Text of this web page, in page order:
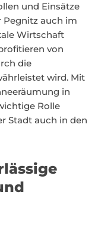
und Einsätze
Pegnitz auch im
Wirtschaft
von
die
wird. Mit
in
Rolle
Stadt auch in den